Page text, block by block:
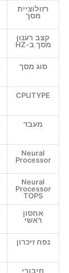
רזולוציית
מסך
קצב רענון
מסך ב-HZ
סוג מסך
CPUTYPE
מעבד
Neural
Processor
Neural
Processor
TOPS
אחסון
ראשי
נפח זיכרון
חיבורי